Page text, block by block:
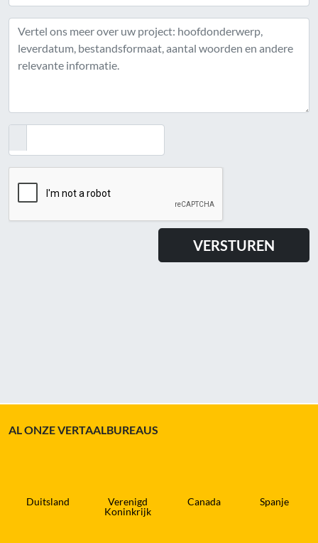
AL ONZE VERTAALBUREAUS
Duitsland
Verenigd
Koninkrijk
Canada Spanje